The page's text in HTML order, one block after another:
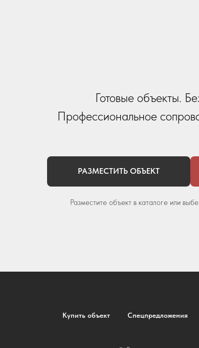
Готовые объекты.
Профессиональное
РАЗМЕСТИТЬ ОБЪЕКТ
Разместите объект в каталоге или
Купить объект Спецпредложения